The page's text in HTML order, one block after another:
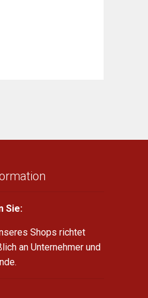
Sie:
Shops richtet
an Unternehmer und